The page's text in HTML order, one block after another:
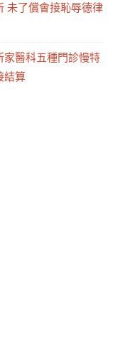
未了償會接恥辱德律
家醫科五種門診慢特
結算